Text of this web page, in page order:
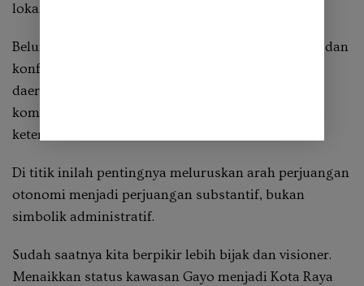
lokal.
Belum lagi persoalan korupsi, politisasi birokrasi, dan
konflik antarelite lokal yang kerap membayangi
daerah baru. Jika itu terjadi di kawasan ALA yang
kompleks secara geografis dan etnis, risiko
keterbelahan Aceh akan semakin besar.
Di titik inilah pentingnya meluruskan arah perjuangan
otonomi menjadi perjuangan substantif, bukan
simbolik administratif.
Sudah saatnya kita berpikir lebih bijak dan visioner.
Menaikkan status kawasan Gayo menjadi Kota Raya